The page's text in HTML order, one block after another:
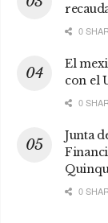
0
El
con el
0
Junta
0